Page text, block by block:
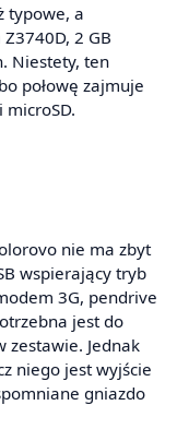
typowe, a
2 GB
Niestety, ten
połowę zajmuje
nie ma zbyt
wspierający tryb
3G, pendrive
jest do
zestawie. Jednak
niego jest wyjście
gniazdo